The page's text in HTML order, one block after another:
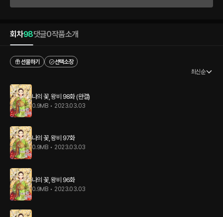
회차98댓글0작품소개
선물하기
선택소장
최신순
나의 꽃, 왕비 98화 (완결)
0.9MB • 2023.03.03
나의 꽃, 왕비 97화
0.9MB • 2023.03.03
나의 꽃, 왕비 96화
0.9MB • 2023.03.03